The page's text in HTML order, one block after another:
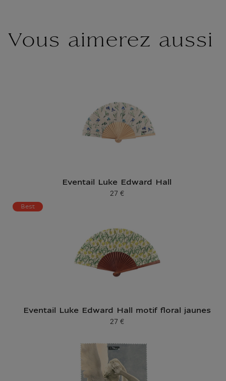
Vous aimerez aussi
Eventail Luke Edward Hall
Prix ​​actuel
27 €
Best
Eventail Luke Edward Hall motif floral jaunes
Prix ​​actuel
27 €